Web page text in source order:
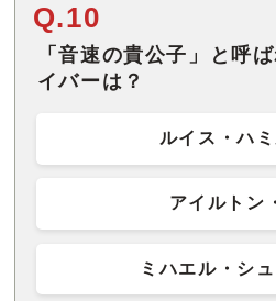
Q.10
「音速の貴公子」と呼
イバーは？
ルイス・ハ
アイルトン
ミハエル・シ